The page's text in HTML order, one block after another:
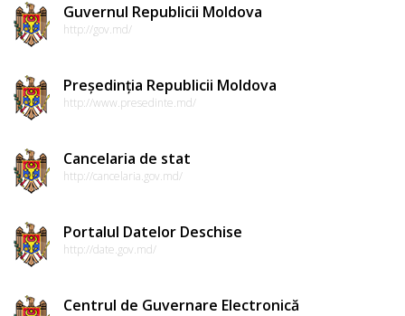
Guvernul Republicii Moldova
http://gov.md/
Președinția Republicii Moldova
http://www.presedinte.md/
Cancelaria de stat
http://cancelaria.gov.md/
Portalul Datelor Deschise
http://date.gov.md/
Centrul de Guvernare Electronică